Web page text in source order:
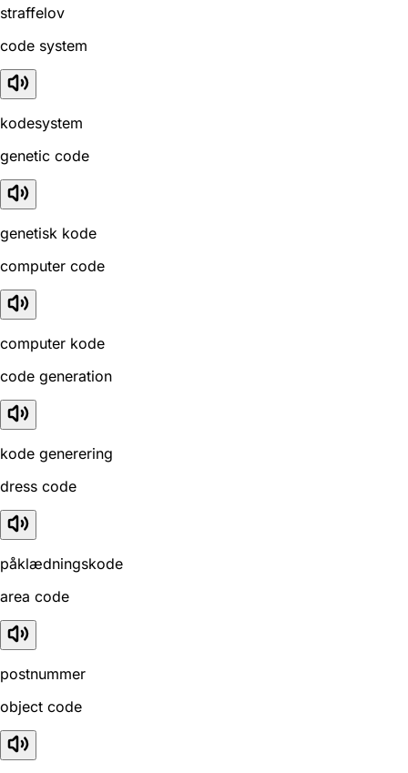
straffelov
code system
kodesystem
genetic code
genetisk kode
computer code
computer kode
code generation
kode generering
dress code
påklædningskode
area code
postnummer
object code